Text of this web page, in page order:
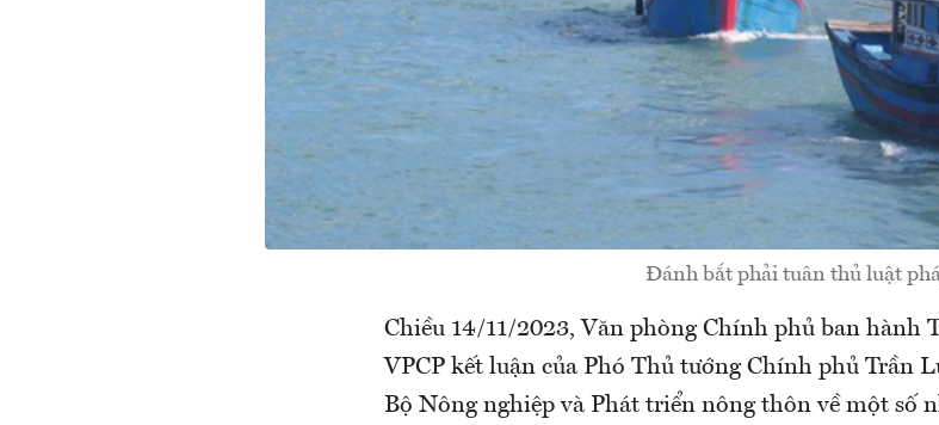
Đánh bắt phải tuân thủ luật
Chiều 14/11/2023, Văn phòng Chính phủ ban hành
VPCP kết luận của Phó Thủ tướng Chính phủ Trần
Bộ Nông nghiệp và Phát triển nông thôn về một số